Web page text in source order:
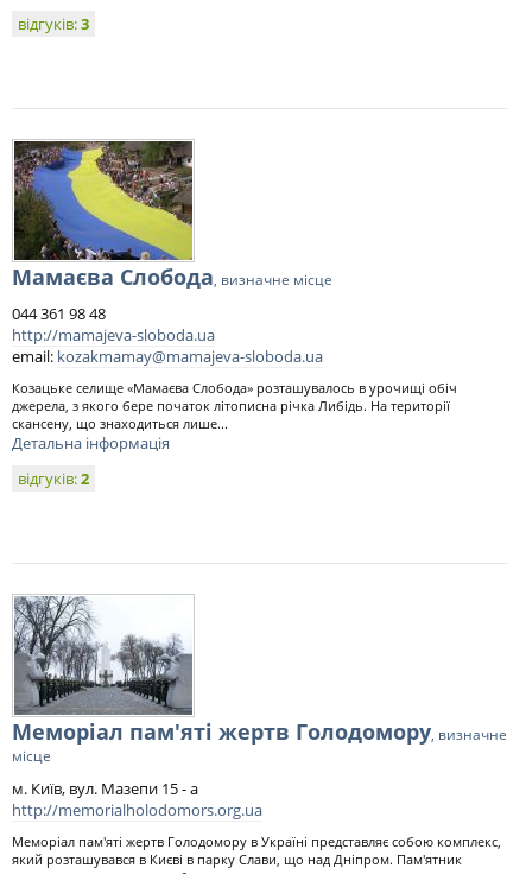
відгуків:3
Мамаєва Слобода, визначне місце
044 361 98 48
http://mamajeva-sloboda.ua
email: kozakmamay@mamajeva-sloboda.ua
Козацьке селище «Мамаєва Слобода» розташувалось в урочищі обіч
джерела, з якого бере початок літописна річка Либідь. На території
скансену, що знаходиться лише...
Детальна інформація
відгуків:2
Меморіал пам'яті жертв Голодомору, визначне
місце
м. Київ, вул. Мазепи 15 - а
http://memorialholodomors.org.ua
Меморіал пам'яті жертв Голодомору в Україні представляє собою комплекс,
який розташувався в Києві в парку Слави, що над Дніпром. Пам'ятник